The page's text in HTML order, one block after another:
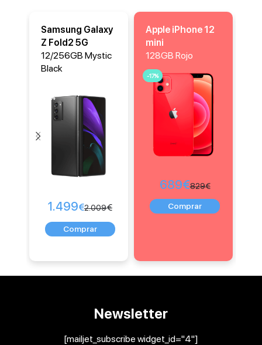
Samsung Galaxy
Z Fold2 5G
12/256GB Mystic
Black
-25%
2.009€
1.499€
Apple iPhone 12
mini
128GB Rojo
-17%
829€
689€
Newsletter
[mailjet_subscribe widget_id="4"]